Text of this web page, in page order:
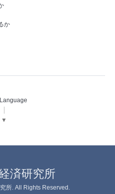
か
▼
済研究所
所. All Rights Reserved.